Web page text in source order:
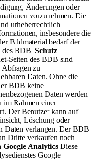
Änderungen oder
vorzunehmen. Die
urheberrechtlich
insbesondere die
Bildmaterial bedarf der
des BDB. Schutz
Seiten des BDB sind
Abfragen zu
Daten. Ohne die
BDB keine
Daten werden
im Rahmen einer
Der Benutzer kann auf
Löschung oder
Daten verlangen. Der BDB
Dritte verkaufen noch
Google Analytics Diese
Google